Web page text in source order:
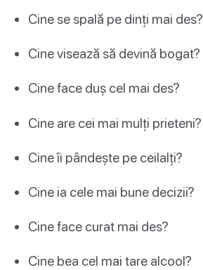
Cine se spală pe dinți mai des?
Cine visează să devină bogat?
Cine face duș cel mai des?
Cine are cei mai mulți prieteni?
Cine îi pândește pe ceilalți?
Cine ia cele mai bune decizii?
Cine face curat mai des?
Cine bea cel mai tare alcool?